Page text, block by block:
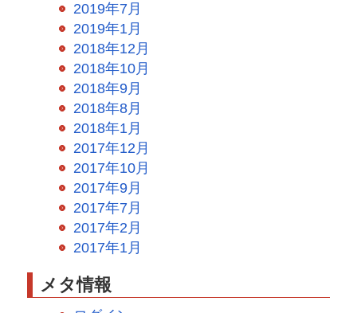
2019年7月
2019年1月
2018年12月
2018年10月
2018年9月
2018年8月
2018年1月
2017年12月
2017年10月
2017年9月
2017年7月
2017年2月
2017年1月
メタ情報